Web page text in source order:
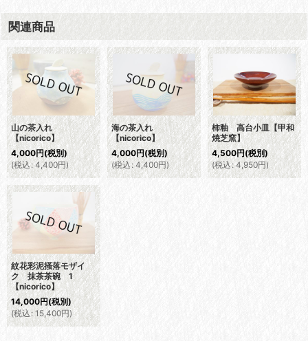
関連商品
山の茶入れ
【nicorico】
4,000円(税別)
(税込: 4,400円)
海の茶入れ
【nicorico】
4,000円(税別)
(税込: 4,400円)
柿釉 高台小皿【甲和
焼芝窯】
4,500円(税別)
(税込: 4,950円)
紋花彩泥掻落モザイ
ク 抹茶茶碗 1
【nicorico】
14,000円(税別)
(税込 : 15,400円)